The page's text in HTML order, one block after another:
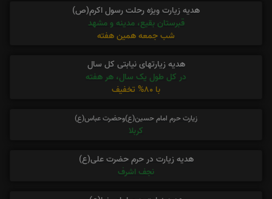
هدیه زیارت ویژه رحلت رسول اکرم(ص)
قبرستان بقیع، مدینه و مشهد
شب جمعه همین هفته
هدیه زیارتهای نیابتی کل سال
در کل طول یک سال، هر هفته
با 80% تخفیف
زیارت حرم امام حسین(ع)وحضرت عباس(ع)
کربلا
هدیه زیارت در حرم حضرت علی(ع)
نجف اشرف